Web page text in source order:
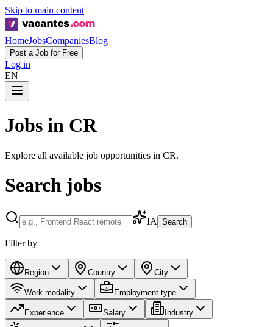
Skip to main content
HomeJobsCompaniesBlog
Post a Job for Free
Log in
EN
Jobs in CR
Explore all available job opportunities in CR.
Search jobs
IA Search
Filter by
Region Country City
Work modality Employment type
Experience Salary Industry